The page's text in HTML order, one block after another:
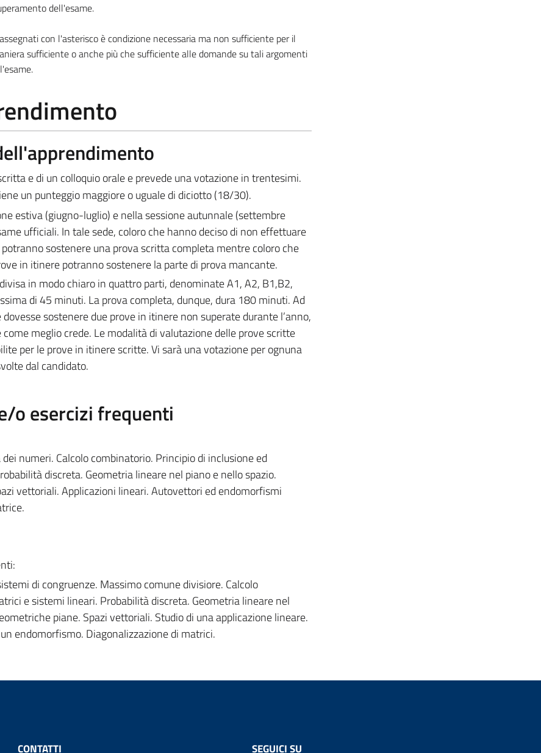
dell'esame.
con l'asterisco è condizione necessaria ma non sufficiente per il
sufficiente o anche più che sufficiente alle domande su tali argomenti
e di un colloquio orale e prevede una votazione in trentesimi.
un punteggio maggiore o uguale di diciotto (18/30).
estiva (giugno-luglio) e nella sessione autunnale (settembre
ufficiali. In tale sede, coloro che hanno deciso di non effettuare
sostenere una prova scritta completa mentre coloro che
in itinere potranno sostenere la parte di prova mancante.
in modo chiaro in quattro parti, denominate A1, A2, B1,B2,
di 45 minuti. La prova completa, dunque, dura 180 minuti. Ad
sostenere due prove in itinere non superate durante l’anno,
meglio crede. Le modalità di valutazione delle prove scritte
per le prove in itinere scritte. Vi sarà una votazione per ognuna
dal candidato.
o esercizi frequenti
numeri. Calcolo combinatorio. Principio di inclusione ed
discreta. Geometria lineare nel piano e nello spazio.
vettoriali. Applicazioni lineari. Autovettori ed endomorfismi
di congruenze. Massimo comune divisiore. Calcolo
e sistemi lineari. Probabilità discreta. Geometria lineare nel
piane. Spazi vettoriali. Studio di una applicazione lineare.
endomorfismo. Diagonalizzazione di matrici.
CONTATTI SEGUICI SU